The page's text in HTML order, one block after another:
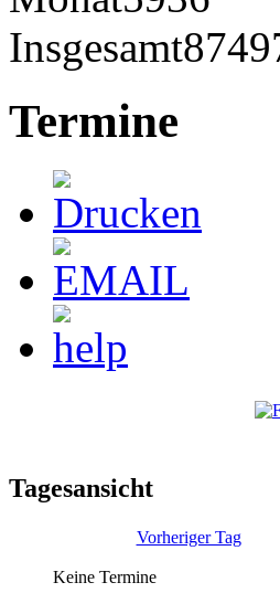
Insgesamt
Termine
Tagesansicht
Vorheriger Tag
Keine Termine